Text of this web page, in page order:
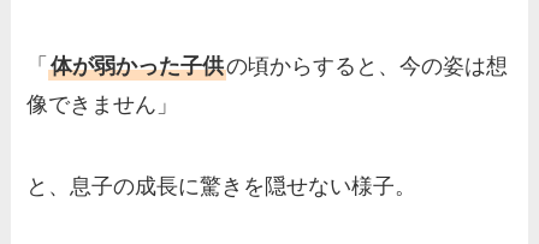
「体が弱かった子供の頃からすると、今の姿は想
像できません」
と、息子の成長に驚きを隠せない様子。